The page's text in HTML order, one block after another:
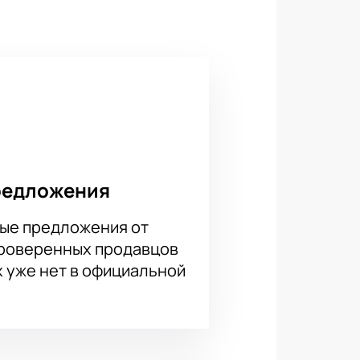
акустику и видимость с
и молодые исполнители.
выборе мест на карте зала.
предложения от
продавцов
нет в официальной